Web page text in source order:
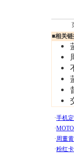
■相关链